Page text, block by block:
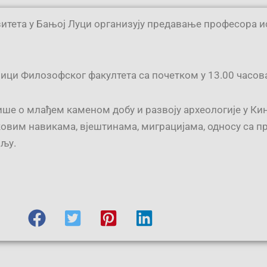
у Бањој Луци организују предавање професора
Филозофског факултета са почетком у 13.00
о млађем каменом добу и развоју археологије у
навикама, вјештинама, миграцијама, односу са